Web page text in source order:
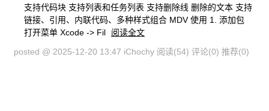
支持代码块 支持列表和任务列表 支持删除线 删除的文本 支持
链接、引用、内联代码、多种样式组合 MDV 使用 1. 添加包
打开菜单 Xcode -> Fil
阅读全文
posted @ 2025-12-20 13:47 iChochy 阅读(54) 评论(0) 推荐(0)